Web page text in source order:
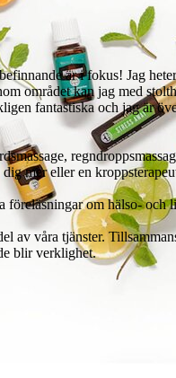
är i fokus! Jag
området kan jag med
fantastiska och jag är
mer eller en
om hälso-
av våra tjänster.
blir verklighet.